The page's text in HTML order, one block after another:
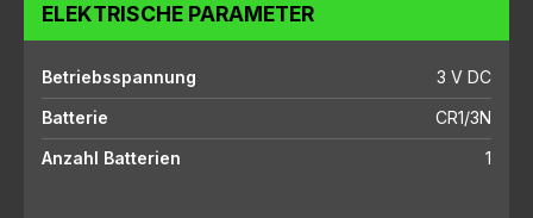
ELEKTRISCHE PARAMETER
Betriebsspannung
3 V DC
Batterie
CR1/3N
Anzahl Batterien
1